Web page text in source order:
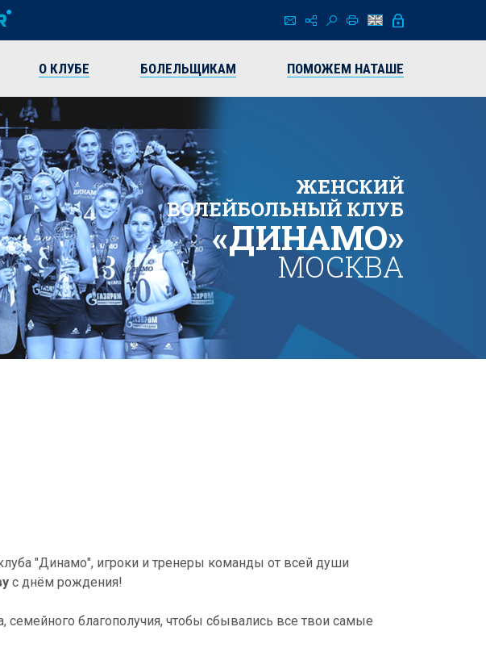
О КЛУБЕ БОЛЕЛЬЩИКАМ ПОМОЖЕМ НАТАШЕ
ЖЕНСКИЙ
ВОЛЕЙБОЛЬНЫЙ КЛУБ
«ДИНАМО»
МОСКВА
"Динамо", игроки и тренеры команды от всей души
с днём рождения!
семейного благополучия, чтобы сбывались все твои самые